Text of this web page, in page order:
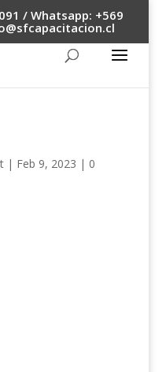
/ Whatsapp: +569
| Feb 9, 2023 | 0